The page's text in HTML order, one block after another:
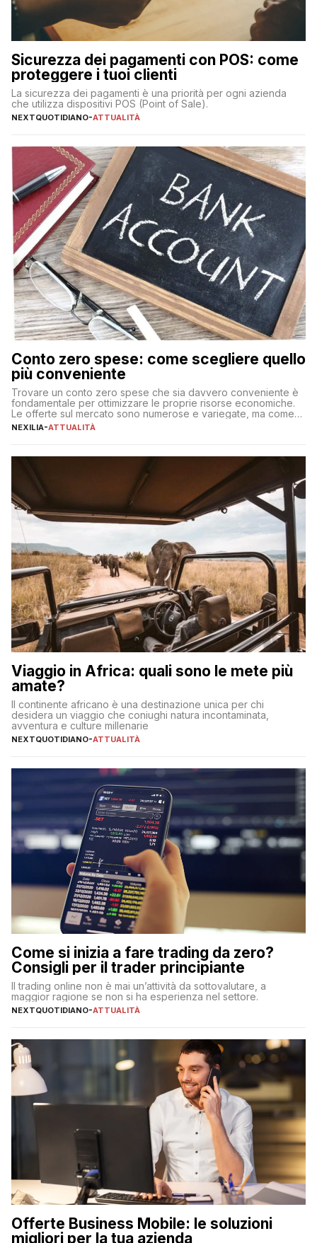
Sicurezza dei pagamenti con POS: come
proteggere i tuoi clienti
La sicurezza dei pagamenti è una priorità per ogni azienda
che utilizza dispositivi POS (Point of Sale).
NEXTQUOTIDIANO-ATTUALITÀ
Conto zero spese: come scegliere quello
più conveniente
Trovare un conto zero spese che sia davvero conveniente è
fondamentale per ottimizzare le proprie risorse economiche.
Le offerte sul mercato sono numerose e variegate, ma come
individuare quella più adatta alle proprie esigenze senza
sul […]
NEXILIA-ATTUALITÀ
Viaggio in Africa: quali sono le mete più
amate?
Il continente africano è una destinazione unica per chi
desidera un viaggio che coniughi natura incontaminata,
avventura e culture millenarie
NEXTQUOTIDIANO-ATTUALITÀ
Come si inizia a fare trading da zero?
Consigli per il trader principiante
Il trading online non è mai un’attività da sottovalutare, a
maggior ragione se non si ha esperienza nel settore.
NEXTQUOTIDIANO-ATTUALITÀ
Offerte Business Mobile: le soluzioni
migliori per la tua azienda